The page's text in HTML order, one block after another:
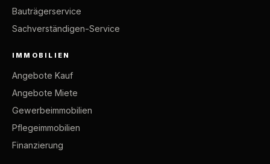
Bauträgerservice
Sachverständigen-Service
IMMOBILIEN
Angebote Kauf
Angebote Miete
Gewerbeimmobilien
Pflegeimmobilien
Finanzierung